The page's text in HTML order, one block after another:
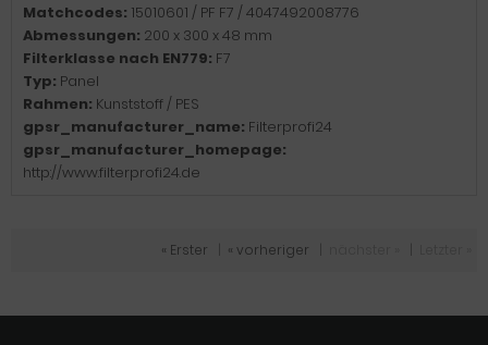
Matchcodes: 15010601 / PF F7 / 4047492008776
Abmessungen: 200 x 300 x 48 mm
Filterklasse nach EN779: F7
Typ: Panel
Rahmen: Kunststoff / PES
gpsr_manufacturer_name: Filterprofi24
gpsr_manufacturer_homepage:
http://www.filterprofi24.de
« Erster « vorheriger